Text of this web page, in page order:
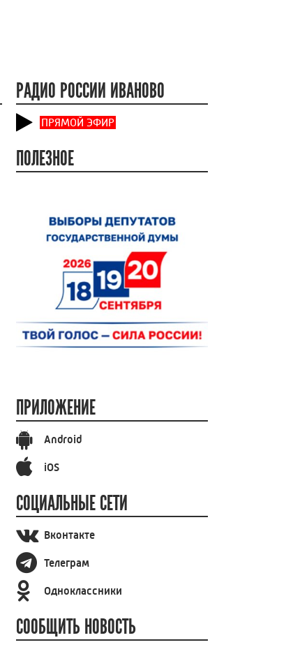
РАДИО РОССИИ ИВАНОВО
ПРЯМОЙ ЭФИР
ПОЛЕЗНОЕ
ПРИЛОЖЕНИЕ
Android
iOS
СОЦИАЛЬНЫЕ СЕТИ
Вконтакте
Телеграм
Одноклассники
СООБЩИТЬ НОВОСТЬ